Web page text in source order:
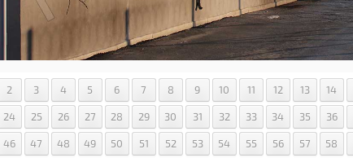
2 3 4 5 6 7 8 9 10 11 12 13 14
24 25 26 27 28 29 30 31 32 33 34 35 36
46 47 48 49 50 51 52 53 54 55 56 57 58